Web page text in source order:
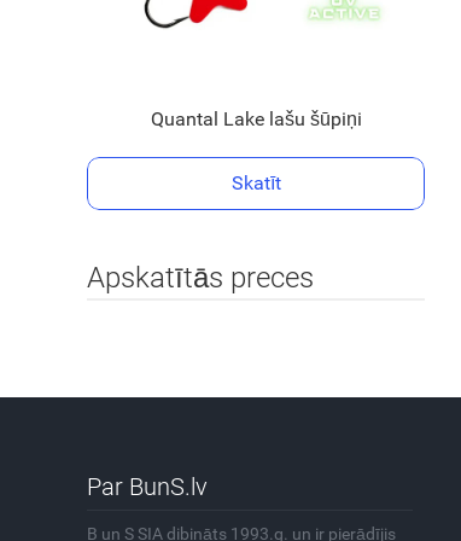
Quantal Lake lašu šūpiņi
Skatīt
Apskatītās preces
Par BunS.lv
B un S SIA dibināts 1993.g. un ir pierādījis